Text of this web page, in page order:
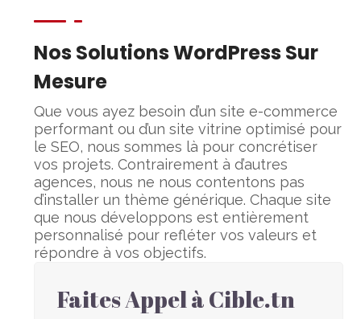
Nos Solutions WordPress Sur
Mesure
Que vous ayez besoin d’un site e-commerce
performant ou d’un site vitrine optimisé pour
le SEO, nous sommes là pour concrétiser
vos projets. Contrairement à d’autres
agences, nous ne nous contentons pas
d’installer un thème générique. Chaque site
que nous développons est entièrement
personnalisé pour refléter vos valeurs et
répondre à vos objectifs.
Faites Appel à Cible.tn